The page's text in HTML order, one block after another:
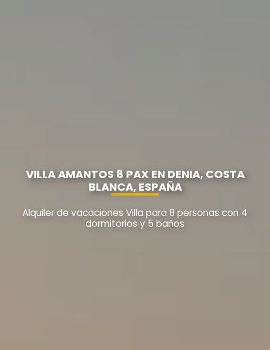
VILLA AMANTOS 8 PAX EN DENIA, COSTA
BLANCA, ESPAÑA
Alquiler de vacaciones Villa para 8 personas con 4
dormitorios y 5 baños